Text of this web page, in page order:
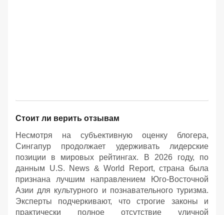
Стоит ли верить отзывам
Несмотря на субъективную оценку блогера,
Сингапур продолжает удерживать лидерские
позиции в мировых рейтингах. В 2026 году, по
данным U.S. News & World Report, страна была
признана лучшим направлением Юго-Восточной
Азии для культурного и познавательного туризма.
Эксперты подчеркивают, что строгие законы и
практически полное отсутствие уличной